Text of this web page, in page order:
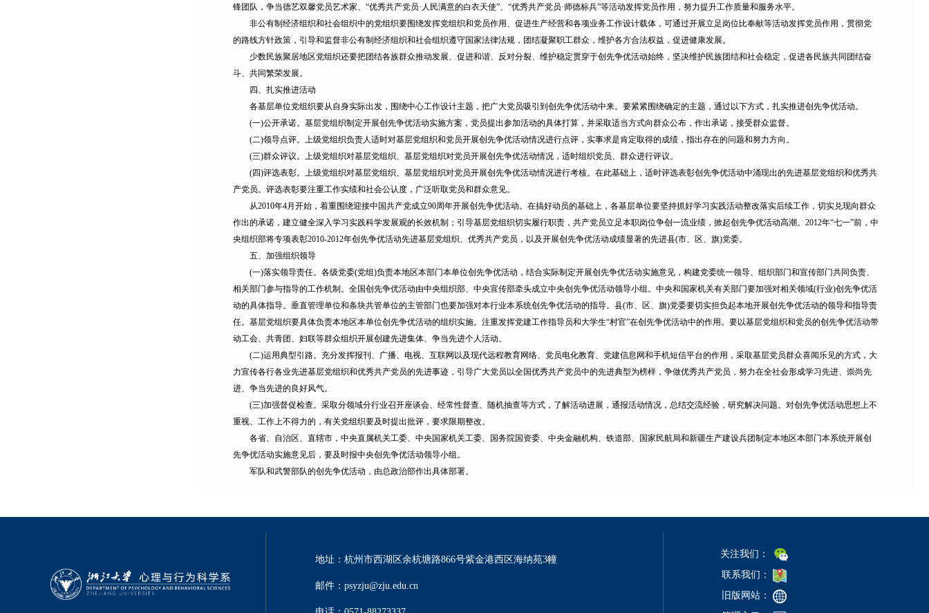
锋团队，争当德艺双馨党员艺术家、“优秀共产党员·人民满意的白衣天使”、“优秀共产党员·师德标兵”等活动发挥党员作用，努力提升工作质量和服务水平。
非公有制经济组织和社会组织中的党组织要围绕发挥党组织和党员作用、促进生产经营和各项业务工作设计载体，可通过开展立足岗位比奉献等活动发挥党员作用，贯彻党
的路线方针政策，引导和监督非公有制经济组织和社会组织遵守国家法律法规，团结凝聚职工群众，维护各方合法权益，促进健康发展。
少数民族聚居地区党组织还要把团结各族群众推动发展、促进和谐、反对分裂、维护稳定贯穿于创先争优活动始终，坚决维护民族团结和社会稳定，促进各民族共同团结奋
斗、共同繁荣发展。
四、扎实推进活动
各基层单位党组织要从自身实际出发，围绕中心工作设计主题，把广大党员吸引到创先争优活动中来。要紧紧围绕确定的主题，通过以下方式，扎实推进创先争优活动。
(一)公开承诺。基层党组织制定开展创先争优活动实施方案，党员提出参加活动的具体打算，并采取适当方式向群众公布，作出承诺，接受群众监督。
(二)领导点评。上级党组织负责人适时对基层党组织和党员开展创先争优活动情况进行点评，实事求是肯定取得的成绩，指出存在的问题和努力方向。
(三)群众评议。上级党组织对基层党组织、基层党组织对党员开展创先争优活动情况，适时组织党员、群众进行评议。
(四)评选表彰。上级党组织对基层党组织、基层党组织对党员开展创先争优活动情况进行考核。在此基础上，适时评选表彰创先争优活动中涌现出的先进基层党组织和优秀共
产党员。评选表彰要注重工作实绩和社会公认度，广泛听取党员和群众意见。
从2010年4月开始，着重围绕迎接中国共产党成立90周年开展创先争优活动。在搞好动员的基础上，各基层单位要坚持抓好学习实践活动整改落实后续工作，切实兑现向群众
作出的承诺，建立健全深入学习实践科学发展观的长效机制；引导基层党组织切实履行职责，共产党员立足本职岗位争创一流业绩，掀起创先争优活动高潮。2012年“七一”前，中
央组织部将专项表彰2010-2012年创先争优活动先进基层党组织、优秀共产党员，以及开展创先争优活动成绩显著的先进县(市、区、旗)党委。
五、加强组织领导
(一)落实领导责任。各级党委(党组)负责本地区本部门本单位创先争优活动，结合实际制定开展创先争优活动实施意见，构建党委统一领导、组织部门和宣传部门共同负责、
相关部门参与指导的工作机制。全国创先争优活动由中央组织部、中央宣传部牵头成立中央创先争优活动领导小组。中央和国家机关有关部门要加强对相关领域(行业)创先争优活
动的具体指导。垂直管理单位和条块共管单位的主管部门也要加强对本行业本系统创先争优活动的指导。县(市、区、旗)党委要切实担负起本地开展创先争优活动的领导和指导责
任。基层党组织要具体负责本地区本单位创先争优活动的组织实施。注重发挥党建工作指导员和大学生“村官”在创先争优活动中的作用。要以基层党组织和党员的创先争优活动带
动工会、共青团、妇联等群众组织开展创建先进集体、争当先进个人活动。
(二)运用典型引路。充分发挥报刊、广播、电视、互联网以及现代远程教育网络、党员电化教育、党建信息网和手机短信平台的作用，采取基层党员群众喜闻乐见的方式，大
力宣传各行各业先进基层党组织和优秀共产党员的先进事迹，引导广大党员以全国优秀共产党员中的先进典型为榜样，争做优秀共产党员，努力在全社会形成学习先进、崇尚先
进、争当先进的良好风气。
(三)加强督促检查。采取分领域分行业召开座谈会、经常性督查、随机抽查等方式，了解活动进展，通报活动情况，总结交流经验，研究解决问题。对创先争优活动思想上不
重视、工作上不得力的，有关党组织要及时提出批评，要求限期整改。
各省、自治区、直辖市，中央直属机关工委、中央国家机关工委、国务院国资委、中央金融机构、铁道部、国家民航局和新疆生产建设兵团制定本地区本部门本系统开展创
先争优活动实施意见后，要及时报中央创先争优活动领导小组。
军队和武警部队的创先争优活动，由总政治部作出具体部署。
地址：杭州市西湖区余杭塘路866号紫金港西区海纳苑3幢
邮件：psyzju@zju.edu.cn
关注我们：
联系我们：
旧版网站：